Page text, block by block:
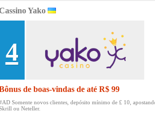
Yako
4
de boas-vindas de até R$ 99
Somente novos clientes, depósito mínimo de £ 10,
ou Neteller.